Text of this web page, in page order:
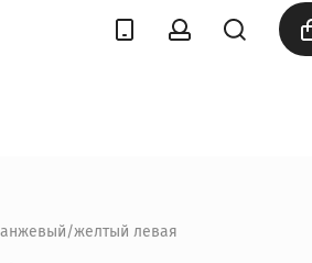
желтый левая